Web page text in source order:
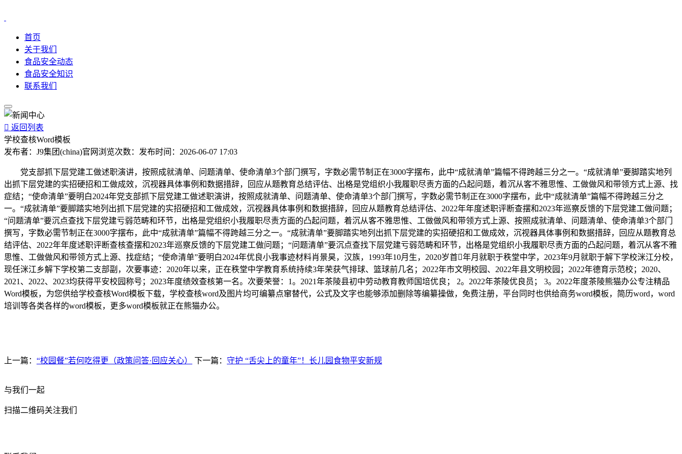
首页
关于我们
食品安全动态
食品安全知识
联系我们
 返回列表
学校查核Word模板
发布者： J9集团(china)官网 浏览次数： 发布时间： 2026-06-07 17:03
党支部抓下层党建工做述职演讲，按照成就清单、问题清单、使命清单3个部门撰写，字数必需节制正在3000字摆布，此中“成就清单”篇幅不得跨越三分之一。“成就清单”要脚踏实地列
出抓下层党建的实招硬招和工做成效，沉视器具体事例和数据措辞，回应从题教育总结评估、出格是党组织小我履职尽责方面的凸起问题，着沉从客不雅思惟、工做做风和带领方式上源、找
症结；“使命清单”要明白2024年党支部抓下层党建工做述职演讲，按照成就清单、问题清单、使命清单3个部门撰写，字数必需节制正在3000字摆布，此中“成就清单”篇幅不得跨越三分之
一。“成就清单”要脚踏实地列出抓下层党建的实招硬招和工做成效，沉视器具体事例和数据措辞，回应从题教育总结评估、2022年年度述职评断查摆和2023年巡察反馈的下层党建工做问题；
“问题清单”要沉点查找下层党建亏弱范畴和环节，出格是党组织小我履职尽责方面的凸起问题，着沉从客不雅思惟、工做做风和带领方式上源、按照成就清单、问题清单、使命清单3个部门
撰写，字数必需节制正在3000字摆布，此中“成就清单”篇幅不得跨越三分之一。“成就清单”要脚踏实地列出抓下层党建的实招硬招和工做成效，沉视器具体事例和数据措辞，回应从题教育总
结评估、2022年年度述职评断查核查摆和2023年巡察反馈的下层党建工做问题；“问题清单”要沉点查找下层党建亏弱范畴和环节，出格是党组织小我履职尽责方面的凸起问题，着沉从客不雅
思惟、工做做风和带领方式上源、找症结；“使命清单”要明白2024年优良小我事迹材料肖景昊，汉族，1993年10月生，2020岁首年月就职于秩堂中学，2023年9月就职于解下学校洣江分校，
现任洣江乡解下学校第二支部副，次要事迹：2020年以来，正在秩堂中学教育系统持续3年荣获气排球、篮球前几名；2022年市文明校园、2022年县文明校园；2022年德育示范校；2020、
2021、2022、2023均获得平安校园称号；2023年度绩效查核第一名。次要荣誉：1。2021年茶陵县初中劳动教育教师国培优良； 2。2022年茶陵优良员； 3。2022年度茶陵熊猫办公专注精品
Word模板，为您供给学校查核Word模板下载，学校查核word及图片均可编纂点窜替代，公式及文字也能够添加删除等编纂操做，免费注册，平台同时也供给商务word模板，简历word，word
培训等各类各样的word模板，更多word模板就正在熊猫办公。
上一篇： “校园餐”若何吃得更（政策问答·回应关心） 下一篇： 守护 “舌尖上的童年”！长儿园食物平安新规
与我们一起
扫描二维码关注我们